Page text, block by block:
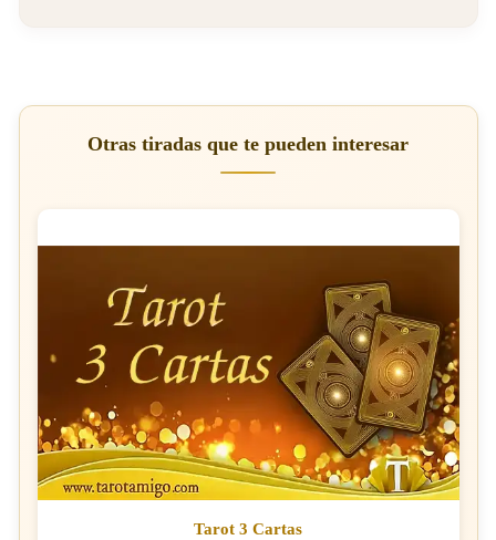
Otras tiradas que te pueden interesar
Tarot 3 Cartas